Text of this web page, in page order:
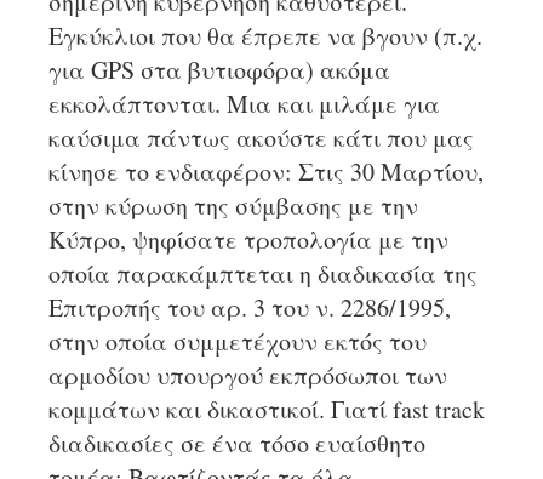
Εγκύκλιοι που θα έπρεπε να βγουν (π.χ.
για GPS στα βυτιοφόρα) ακόμα
εκκολάπτονται. Μια και μιλάμε για
καύσιμα πάντως ακούστε κάτι που μας
κίνησε το ενδιαφέρον: Στις 30 Μαρτίου,
στην κύρωση της σύμβασης με την
Κύπρο, ψηφίσατε τροπολογία με την
οποία παρακάμπτεται η διαδικασία της
Επιτροπής του αρ. 3 του ν. 2286/1995,
στην οποία συμμετέχουν εκτός του
αρμοδίου υπουργού εκπρόσωποι των
κομμάτων και δικαστικοί. Γιατί fast track
διαδικασίες σε ένα τόσο ευαίσθητο